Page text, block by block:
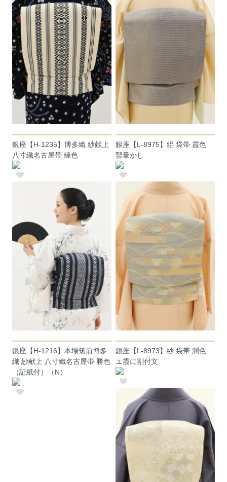
銀座【H-1235】博多織 紗献上
八寸織名古屋帯 練色
銀座【L-8975】絽 袋帯 霞色
竪暈かし
銀座【H-1216】本場筑前博多
織 紗献上 八寸織名古屋帯 勝色
（証紙付）（N）
銀座【L-8973】紗 袋帯 潤色
エ霞に割付文